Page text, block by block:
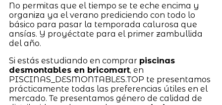
No permitas que el tiempo se te eche encima y
organiza ya el verano prediciendo con todo lo
básico para pasar la temporada calurosa que
ansías. Y proyéctate para el primer zambullida
del año.
Si estás estudiando en comprar piscinas
desmontables en bricomart, en
PISCINAS_DESMONTABLES.TOP te presentamos
prácticamente todas las preferencias útiles en el
mercado. Te presentamos género de calidad de